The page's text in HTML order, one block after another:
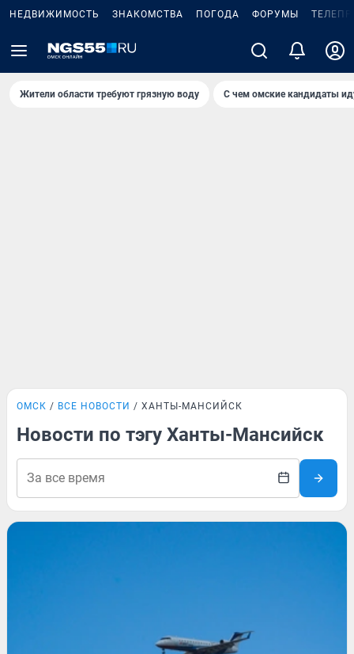
НЕДВИЖИМОСТЬ ЗНАКОМСТВА ПОГОДА ФОРУМЫ
Жители области требуют грязную воду С чем омские кандидаты
ОМСК ВСЕ НОВОСТИ ХАНТЫ-МАНСИЙСК
Новости по тэгу Ханты-Мансийск